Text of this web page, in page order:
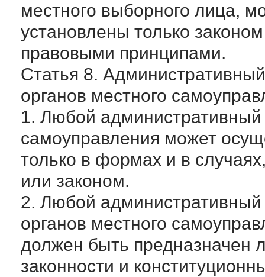
местного выборного лица,
установлены только
правовыми принципами.
Статья 8.
органов местного
1. Любой административный
самоуправления может
только в формах и в
или законом.
2. Любой административный
органов местного
должен быть предназначен
законности и